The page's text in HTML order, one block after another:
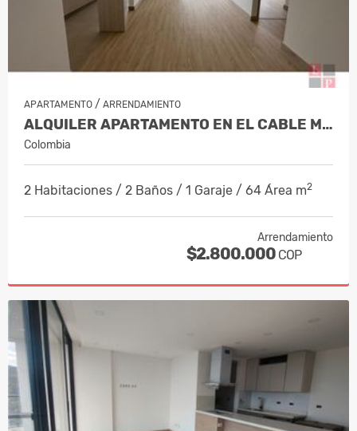
APARTAMENTO / ARRENDAMIENTO
ALQUILER APARTAMENTO EN EL CABLE MAN…
Colombia
2 Habitaciones / 2 Baños / 1 Garaje / 64 Área m2
Arrendamiento
$2.800.000 COP